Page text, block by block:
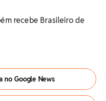
recebe Brasileiro de
no Google News